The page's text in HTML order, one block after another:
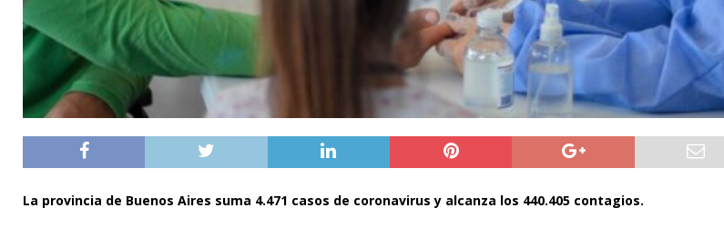
La provincia de Buenos Aires suma 4.471 casos de coronavirus y alcanza los 440.405 contagios.